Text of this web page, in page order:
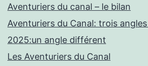
Aventuriers du canal – le bilan
Aventuriers du Canal: trois
2025:un angle différent
Les Aventuriers du Canal